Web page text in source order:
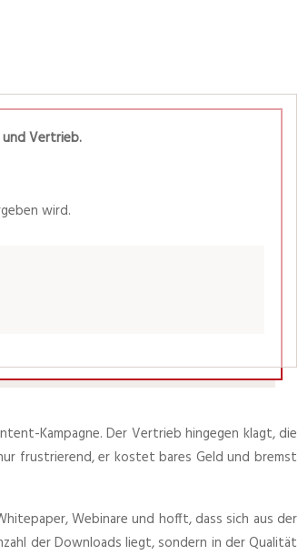
und Vertrieb.
wird.
Kampagne. Der Vertrieb hingegen klagt, die
frustrierend, er kostet bares Geld und bremst
Webinare und hofft, dass sich aus der
der Downloads liegt, sondern in der Qualität